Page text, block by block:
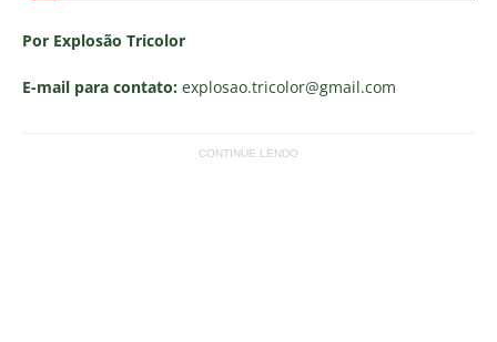
Por Explosão Tricolor
E-mail para contato: explosao.tricolor@gmail.com
CONTINUE LENDO